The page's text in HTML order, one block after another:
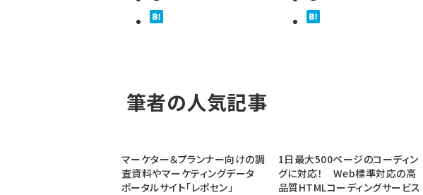
筆者の人気記事
マーケター＆プランナー向けの調
査資料やマーケティングデータ
ポータルサイト「レポセン」
1日最大500ページのコーディン
グに対応！ Web標準対応の高
品質HTMLコーディングサービス